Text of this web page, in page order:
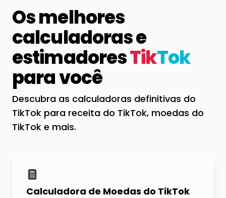
Os melhores
calculadoras e
estimadoresTikTok
para você
Descubra as calculadoras definitivas do
TikTok para receita do TikTok, moedas do
TikTok e mais.
Calculadora de Moedas do TikTok